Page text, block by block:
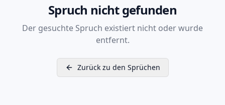
Spruch nicht gefunden
Der gesuchte Spruch existiert nicht oder wurde
entfernt.
Zurück zu den Sprüchen